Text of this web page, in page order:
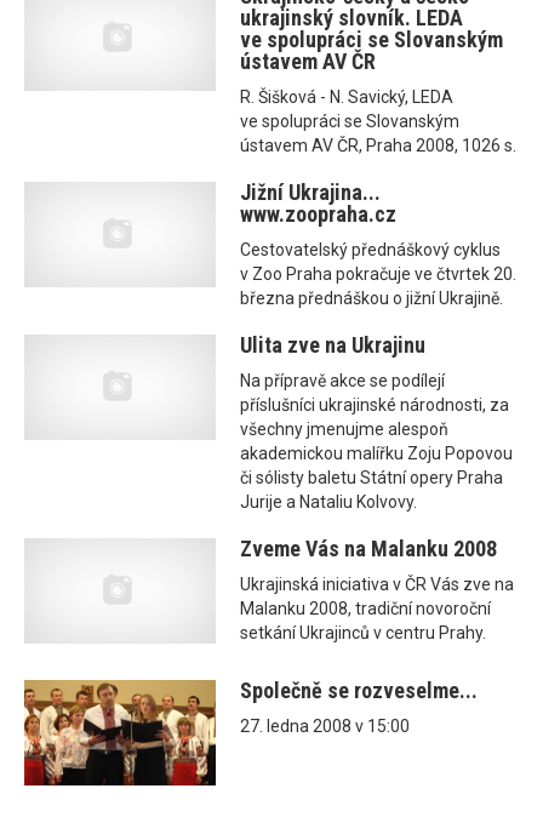
ukrajinský slovník. LEDA
ve spolupráci se Slovanským
ústavem AV ČR
R. Šišková - N. Savický, LEDA
ve spolupráci se Slovanským
ústavem AV ČR, Praha 2008, 1026 s.
Jižní Ukrajina...
www.zoopraha.cz
Cestovatelský přednáškový cyklus
v Zoo Praha pokračuje ve čtvrtek 20.
března přednáškou o jižní Ukrajině.
Ulita zve na Ukrajinu
Na přípravě akce se podílejí
příslušníci ukrajinské národnosti, za
všechny jmenujme alespoň
akademickou malířku Zoju Popovou
či sólisty baletu Státní opery Praha
Jurije a Nataliu Kolvovy.
Zveme Vás na Malanku 2008
Ukrajinská iniciativa v ČR Vás zve na
Malanku 2008, tradiční novoroční
setkání Ukrajinců v centru Prahy.
Společně se rozveselme...
27. ledna 2008 v 15:00